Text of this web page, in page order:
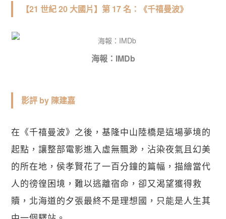
【21 世紀 20 大國片】第 17 名：《千禧曼波》
海報：IMDb
影評 by 陳建嘉
在《千禧曼波》之後，基隆中山陸橋是這場夢境的
起點，讓整部電影進入虛無飄渺，沾染夜氣且幻美
的所在地，侯孝賢花了一百分鐘的篇幅，描繪當代
人的徬徨困境，難以逃離宿命，卻又渴望獲得救
贖，北海道的夕張最終不是理想國，只能是人生其